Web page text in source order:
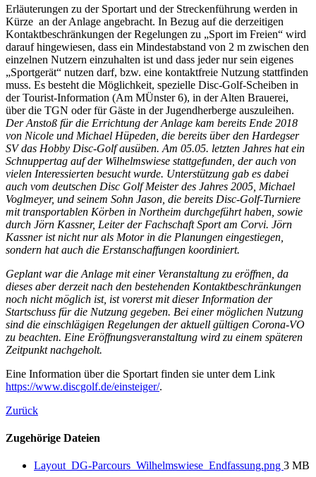
Erläuterungen zu der Sportart und der Streckenführung werden in
Kürze an der Anlage angebracht. In Bezug auf die derzeitigen
Kontaktbeschränkungen der Regelungen zu „Sport im Freien“ wird
darauf hingewiesen, dass ein Mindestabstand von 2 m zwischen den
einzelnen Nutzern einzuhalten ist und dass jeder nur sein eigenes
„Sportgerät“ nutzen darf, bzw. eine kontaktfreie Nutzung stattfinden
muss. Es besteht die Möglichkeit, spezielle Disc-Golf-Scheiben in
der Tourist-Information (Am MÜnster 6), in der Alten Brauerei,
über die TGN oder für Gäste in der Jugendherberge auszuleihen.
Der Anstoß für die Errichtung der Anlage kam bereits Ende 2018
von Nicole und Michael Hüpeden, die bereits über den Hardegser
SV das Hobby Disc-Golf ausüben. Am 05.05. letzten Jahres hat ein
Schnuppertag auf der Wilhelmswiese stattgefunden, der auch von
vielen Interessierten besucht wurde. Unterstützung gab es dabei
auch vom deutschen Disc Golf Meister des Jahres 2005, Michael
Voglmeyer, und seinem Sohn Jason, die bereits Disc-Golf-Turniere
mit transportablen Körben in Northeim durchgeführt haben, sowie
durch Jörn Kassner, Leiter der Fachschaft Sport am Corvi. Jörn
Kassner ist nicht nur als Motor in die Planungen eingestiegen,
sondern hat auch die Erstanschaffungen koordiniert.
Geplant war die Anlage mit einer Veranstaltung zu eröffnen, da
dieses aber derzeit nach den bestehenden Kontaktbeschränkungen
noch nicht möglich ist, ist vorerst mit dieser Information der
Startschuss für die Nutzung gegeben. Bei einer möglichen Nutzung
sind die einschlägigen Regelungen der aktuell gültigen Corona-VO
zu beachten. Eine Eröffnungsveranstaltung wird zu einem späteren
Zeitpunkt nachgeholt.
Eine Information über die Sportart finden sie unter dem Link
https://www.discgolf.de/einsteiger/.
Zurück
Zugehörige Dateien
Layout_DG-Parcours_Wilhelmswiese_Endfassung.png 3 MB